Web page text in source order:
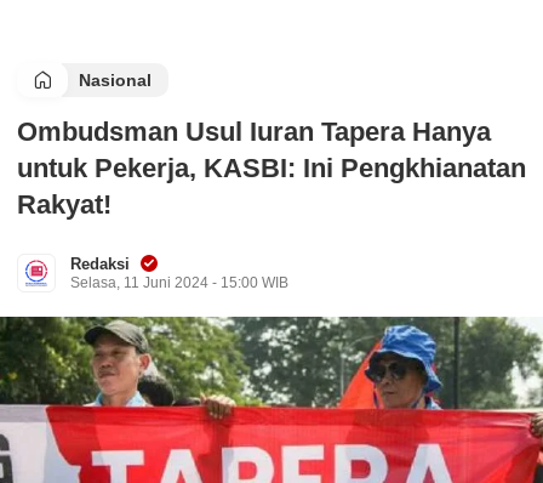
Nasional
Ombudsman Usul Iuran Tapera Hanya
untuk Pekerja, KASBI: Ini Pengkhianatan
Rakyat!
Redaksi
Selasa, 11 Juni 2024 - 15:00 WIB